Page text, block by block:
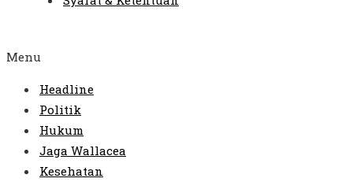
Menu
Headline
Politik
Hukum
Jaga Wallacea
Kesehatan